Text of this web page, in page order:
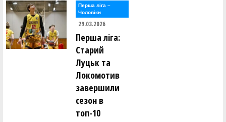
Перша лiга –
Чоловiки
29.03.2026
Перша ліга:
Старий
Луцьк та
Локомотив
завершили
сезон в
топ-10